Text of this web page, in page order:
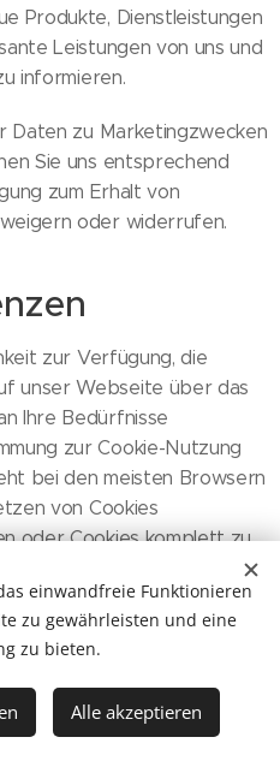
Produkte, Dienstleistungen
Leistungen von uns und
informieren.
Daten zu Marketingzwecken
Sie uns entsprechend
zum Erhalt von
oder widerrufen.
zur Verfügung, die
unser Webseite über das
Ihre Bedürfnisse
zur Cookie-Nutzung
bei den meisten Browsern
von Cookies
oder Cookies komplett zu
von Dritten auf Ihren
Ihnen spezifische
zur Verfügung.
Online-Publikationen von
beispielsweise
einwandfreie Funktionieren
zu gewährleisten und eine
zu bieten.
Alle akzeptieren